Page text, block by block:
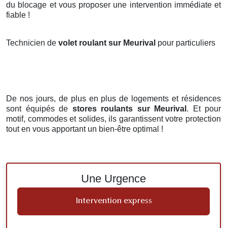
du blocage et vous proposer une intervention immédiate et
fiable !
Technicien de volet roulant sur Meurival pour particuliers
De nos jours, de plus en plus de logements et résidences
sont équipés de stores roulants sur Meurival . Et pour
motif, commodes et solides, ils garantissent votre protection
tout en vous apportant un bien-être optimal !
Une Urgence
Intervention express